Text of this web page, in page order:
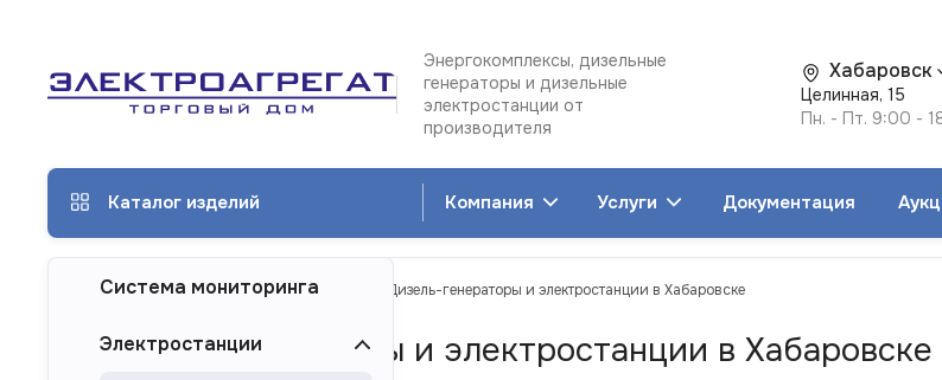
Энергокомплексы, дизельные
генераторы и дизельные
электростанции от
производителя
Хабаровск
Целинная, 15
Пн. - Пт. 9:00 -
Каталог изделий Компания Услуги Документация
ТД Электроагрегат Каталог изделий Дизель-генераторы и электростанции в Хабаровске
Дизель-генераторы и электростанции в Хабаровске
Система мониторинга
Электростанции